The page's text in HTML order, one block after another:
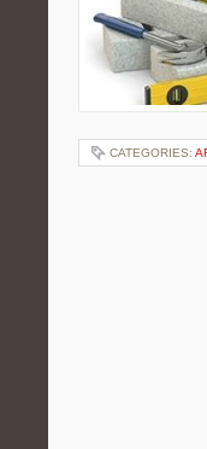
CATEGORIES: